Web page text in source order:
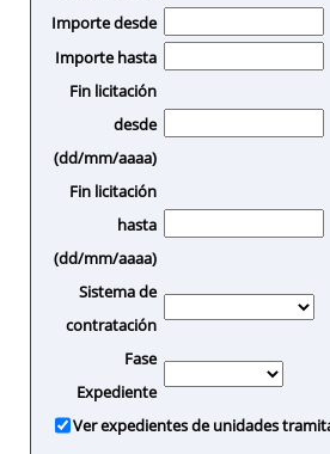
Importe desde
Importe hasta
Fin licitación
desde
(dd/mm/aaaa)
Fin licitación
hasta
(dd/mm/aaaa)
Sistema de
contratación
Fase
Expediente
Ver expedientes de unidades